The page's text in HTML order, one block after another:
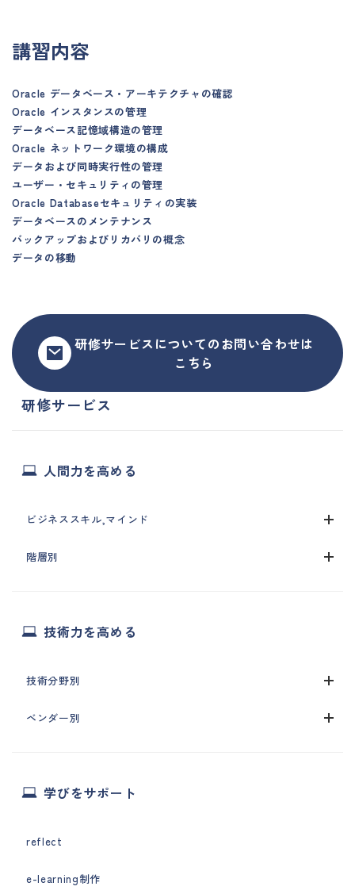
研修サービス
人間力を高める
ビジネススキル,マインド
階層別
技術力を高める
技術分野別
ベンダー別
学びをサポート
reflect
e-learning制作
講習内容
Oracle データベース・アーキテクチャの確認
Oracle インスタンスの管理
データベース記憶域構造の管理
Oracle ネットワーク環境の構成
データおよび同時実行性の管理
ユーザー・セキュリティの管理
Oracle Databaseセキュリティの実装
データベースのメンテナンス
バックアップおよびリカバリの概念
データの移動
研修サービスについてのお問い合わせは
こちら